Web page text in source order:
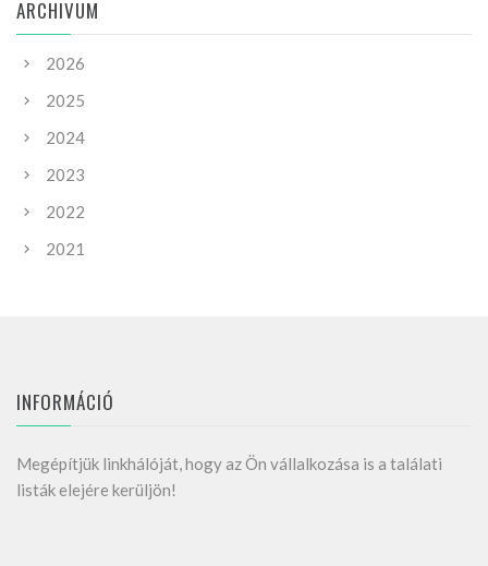
ARCHIVUM
2026
2025
2024
2023
2022
2021
INFORMÁCIÓ
Megépítjük linkhálóját, hogy az Ön vállalkozása is a találati
listák elejére kerüljön!